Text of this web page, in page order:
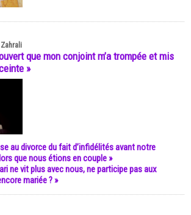
que mon conjoint m’a trompée et mis
»
au divorce du fait d’infidélités avant notre
que nous étions en couple »
ne vit plus avec nous, ne participe pas aux
mariée ? »